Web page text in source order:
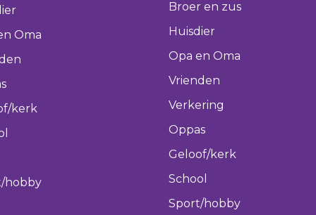
Oma
kerk
hobby
Broer en zus
Huisdier
Opa en Oma
Vrienden
Verkering
Oppas
Geloof/kerk
School
Sport/hobby